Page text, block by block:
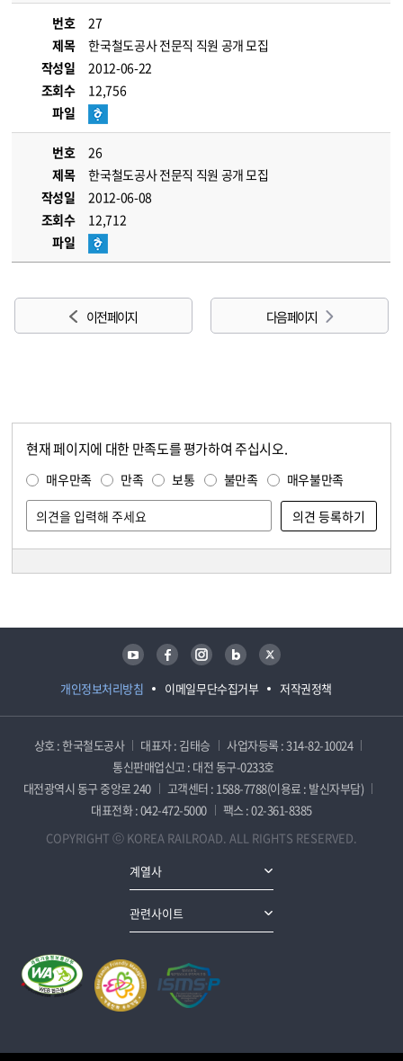
번호
27
제목
한국철도공사 전문직 직원 공개 모집
작성일
2012-06-22
조회수
12,756
파일
번호
26
제목
한국철도공사 전문직 직원 공개 모집
작성일
2012-06-08
조회수
12,712
파일
이전 페이지 다음 페이지
현재 페이지에 대한 만족도를 평가하여 주십시오.
매우만족 만족 보통 불만족 매우불만족
개인정보처리방침 이메일무단수집거부 저작권정책
유튜브 페이스북 인스타그램 블로그 트위터
상호 : 한국철도공사 대표자 : 김태승
사업자등록 : 314-82-10024
통신판매업신고 : 대전 동구-0233호
대전광역시 동구 중앙로 240
고객센터 : 1588-7788(이용료 : 발신자부담)
대표전화 : 042-472-5000
팩스 : 02-361-8385
COPYRIGHT ⓒ KOREA RAILROAD. ALL RIGHTS RESERVED.
계열사
관련사이트